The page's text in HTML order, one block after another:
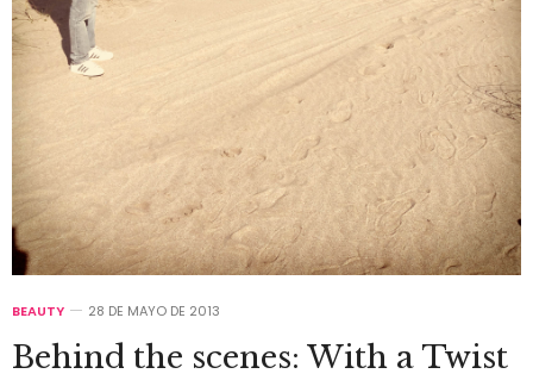
BEAUTY 28 DE MAYO DE 2013
Behind the scenes: With a Twist